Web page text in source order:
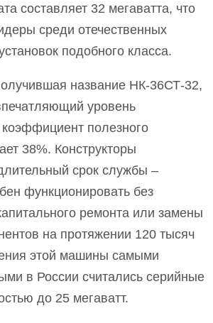
составляет 32 мегаватта, что
среди отечественных
подобного класса.
название НК-36СТ-32,
уровень
полезного
38%. Конструкторы
срок службы –
функционировать без
ремонта или замены
на протяжении 120 тысяч
этой машины самыми
в России считались серийные
до 25 мегаватт.